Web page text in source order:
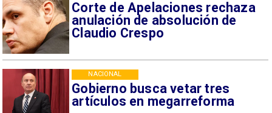
Corte de Apelaciones rechaza
anulación de absolución de
Claudio Crespo
Gobierno busca vetar tres
artículos en megarreforma
NACIONAL